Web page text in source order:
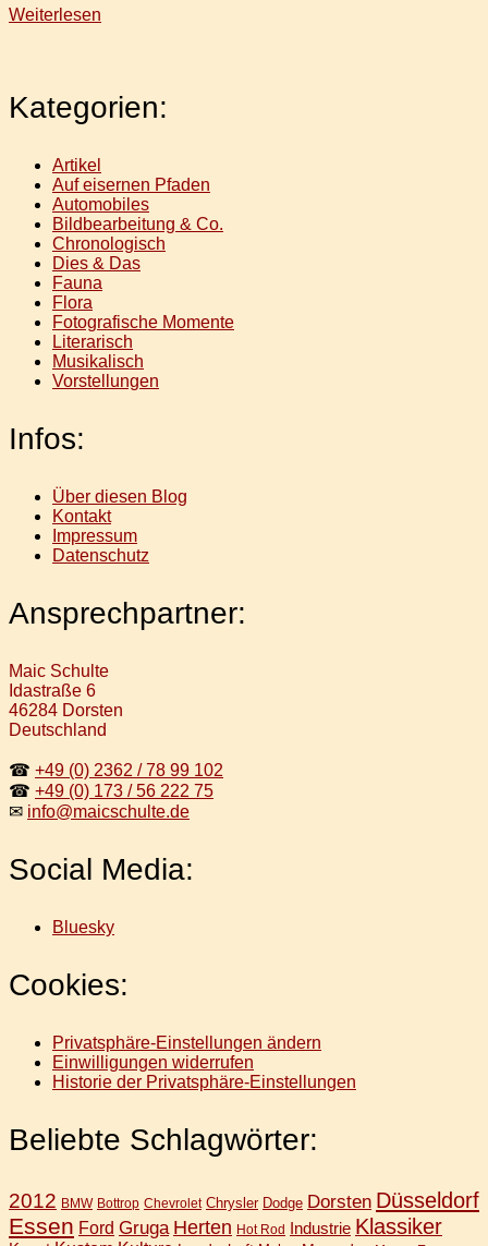
Weiterlesen
Kategorien:
Artikel
Auf eisernen Pfaden
Automobiles
Bildbearbeitung & Co.
Chronologisch
Dies & Das
Fauna
Flora
Fotografische Momente
Literarisch
Musikalisch
Vorstellungen
Infos:
Über diesen Blog
Kontakt
Impressum
Datenschutz
Ansprechpartner:
Maic Schulte
Idastraße 6
46284 Dorsten
Deutschland
☎ +49 (0) 2362 / 78 99 102
☎ +49 (0) 173 / 56 222 75
✉ info@maicschulte.de
Social Media:
Bluesky
Cookies:
Privatsphäre-Einstellungen ändern
Einwilligungen widerrufen
Historie der Privatsphäre-Einstellungen
Beliebte Schlagwörter:
2012 BMW Bottrop Chevrolet Chrysler Dodge Dorsten Düsseldorf
Essen Ford Gruga Herten Hot Rod Industrie Klassiker